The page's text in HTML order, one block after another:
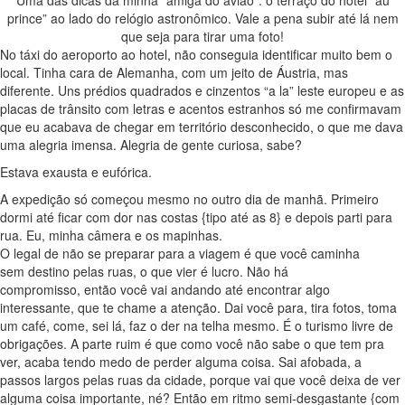
prince” ao lado do relógio astronômico. Vale a pena subir até lá nem
que seja para tirar uma foto!
No táxi do aeroporto ao hotel, não conseguia identificar muito bem o
local. Tinha cara de Alemanha, com um jeito de Áustria, mas
diferente. Uns prédios quadrados e cinzentos “a la” leste europeu e as
placas de trânsito com letras e acentos estranhos só me confirmavam
que eu acabava de chegar em território desconhecido, o que me dava
uma alegria imensa. Alegria de gente curiosa, sabe?
Estava exausta e eufórica.
A expedição só começou mesmo no outro dia de manhã. Primeiro
dormi até ficar com dor nas costas {tipo até as 8} e depois parti para
rua. Eu, minha câmera e os mapinhas.
O legal de não se preparar para a viagem é que você caminha
sem destino pelas ruas, o que vier é lucro. Não há
compromisso, então você vai andando até encontrar algo
interessante, que te chame a atenção. Dai você para, tira fotos, toma
um café, come, sei lá, faz o der na telha mesmo. É o turismo livre de
obrigações. A parte ruim é que como você não sabe o que tem pra
ver, acaba tendo medo de perder alguma coisa. Sai afobada, a
passos largos pelas ruas da cidade, porque vai que você deixa de ver
alguma coisa importante, né? Então em ritmo semi-desgastante {com